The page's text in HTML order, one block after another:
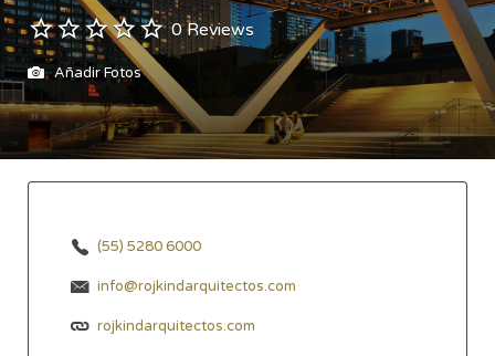
0 Reviews
Añadir Fotos
(55) 5280 6000
info@rojkindarquitectos.com
rojkindarquitectos.com